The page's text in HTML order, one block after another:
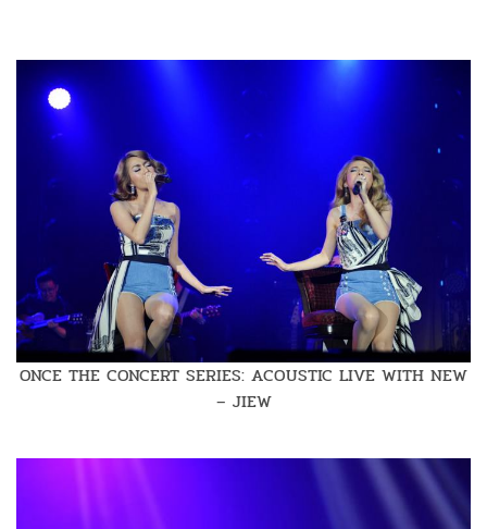
ONCE THE CONCERT SERIES: ACOUSTIC LIVE WITH NEW
– JIEW